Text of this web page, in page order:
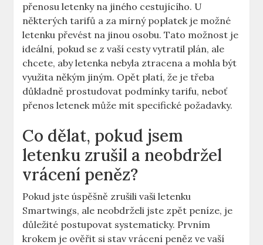
přenosu letenky na jiného cestujícího. U
některých tarifů a za mírný poplatek je možné
letenku převést na jinou osobu. Tato možnost je
ideální, pokud se z vaší cesty vytratil plán, ale
chcete, aby letenka nebyla ztracena a mohla být
využita někým jiným. Opět platí, že je třeba
důkladně prostudovat podmínky tarifu, neboť
přenos letenek může mít specifické požadavky.
Co dělat, pokud jsem
letenku zrušil a neobdržel
vrácení peněz?
Pokud jste úspěšně zrušili vaši letenku
Smartwings, ale neobdrželi jste zpět peníze, je
důležité postupovat systematicky. Prvním
krokem je ověřit si stav vrácení peněz ve vaší